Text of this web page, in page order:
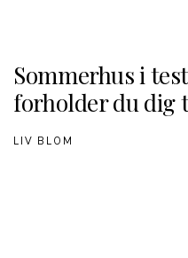
Sommerhus i
forholder du
LIV BLOM